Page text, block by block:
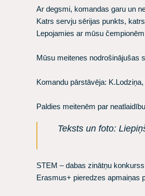
Ar degsmi, komandas garu un
Katrs servju sērijas punkts,
Lepojamies ar mūsu
Mūsu meitenes nodrošinājušas
Komandu pārstāvēja:
Paldies meitenēm par
Teksts un foto:
STEM – dabas zinātņu
Erasmus+ pieredzes apmaiņas